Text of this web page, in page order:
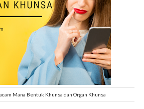
Mana Bentuk Khunsa dan Organ Khunsa